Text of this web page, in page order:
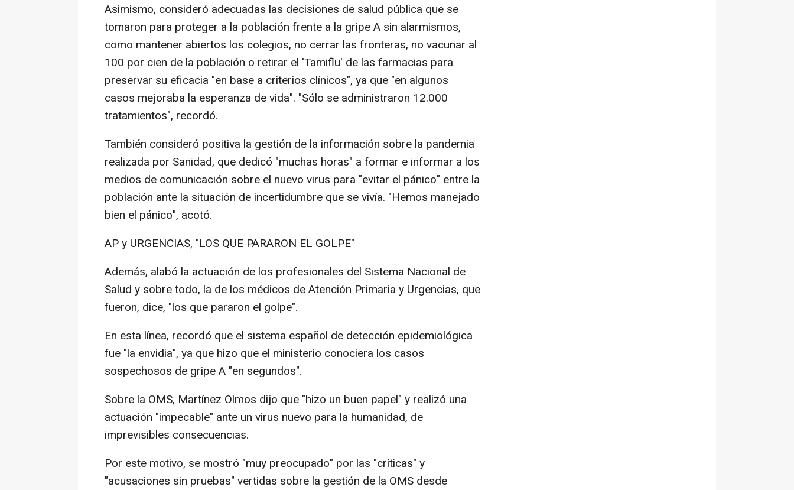
Asimismo, consideró adecuadas las decisiones de salud pública que se
tomaron para proteger a la población frente a la gripe A sin alarmismos,
como mantener abiertos los colegios, no cerrar las fronteras, no vacunar al
100 por cien de la población o retirar el 'Tamiflu' de las farmacias para
preservar su eficacia "en base a criterios clínicos", ya que "en algunos
casos mejoraba la esperanza de vida". "Sólo se administraron 12.000
tratamientos", recordó.
También consideró positiva la gestión de la información sobre la pandemia
realizada por Sanidad, que dedicó "muchas horas" a formar e informar a los
medios de comunicación sobre el nuevo virus para "evitar el pánico" entre la
población ante la situación de incertidumbre que se vivía. "Hemos manejado
bien el pánico", acotó.
AP y URGENCIAS, "LOS QUE PARARON EL GOLPE"
Además, alabó la actuación de los profesionales del Sistema Nacional de
Salud y sobre todo, la de los médicos de Atención Primaria y Urgencias, que
fueron, dice, "los que pararon el golpe".
En esta línea, recordó que el sistema español de detección epidemiológica
fue "la envidia", ya que hizo que el ministerio conociera los casos
sospechosos de gripe A "en segundos".
Sobre la OMS, Martínez Olmos dijo que "hizo un buen papel" y realizó una
actuación "impecable" ante un virus nuevo para la humanidad, de
imprevisibles consecuencias.
Por este motivo, se mostró "muy preocupado" por las "críticas" y
"acusaciones sin pruebas" vertidas sobre la gestión de la OMS desde